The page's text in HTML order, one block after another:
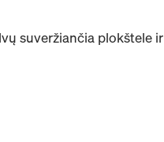
suveržiančia plokštele ir